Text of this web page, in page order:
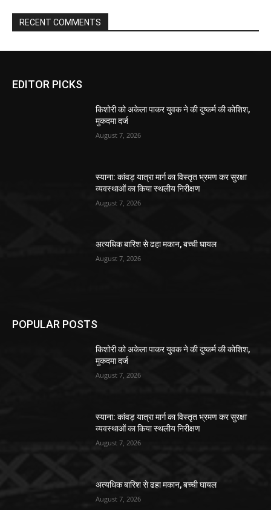
RECENT COMMENTS
EDITOR PICKS
किशोरी को अकेला पाकर युवक ने की दुष्कर्म की कोशिश,
मुकदमा दर्ज
August 7, 2026
स्याना: कांवड़ यात्रा मार्ग का विस्तृत भ्रमण कर सुरक्षा
व्यवस्थाओं का किया स्थलीय निरीक्षण
August 7, 2026
अत्यधिक बारिश से ढहा मकान, बच्ची घायल
August 7, 2026
POPULAR POSTS
किशोरी को अकेला पाकर युवक ने की दुष्कर्म की कोशिश,
मुकदमा दर्ज
August 7, 2026
स्याना: कांवड़ यात्रा मार्ग का विस्तृत भ्रमण कर सुरक्षा
व्यवस्थाओं का किया स्थलीय निरीक्षण
August 7, 2026
अत्यधिक बारिश से ढहा मकान, बच्ची घायल
August 7, 2026